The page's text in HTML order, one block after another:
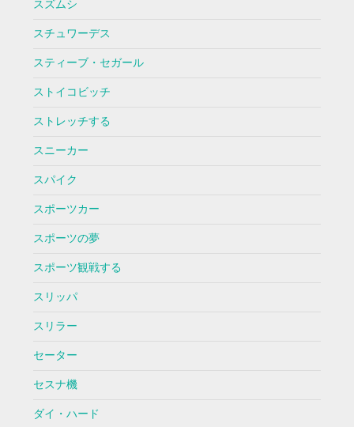
スズムシ
スチュワーデス
スティーブ・セガール
ストイコビッチ
ストレッチする
スニーカー
スパイク
スポーツカー
スポーツの夢
スポーツ観戦する
スリッパ
スリラー
セーター
セスナ機
ダイ・ハード